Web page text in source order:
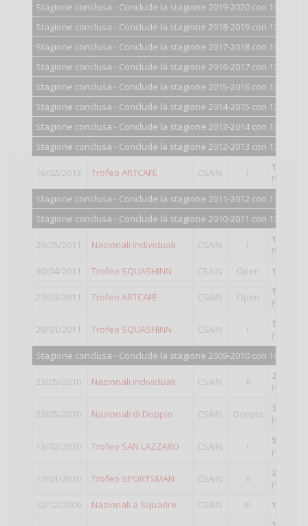
Stagione conclusa - Conclude la stagione 2019-2020 con 1300
Stagione conclusa - Conclude la stagione 2018-2019 con 1300
Stagione conclusa - Conclude la stagione 2017-2018 con 1301
Stagione conclusa - Conclude la stagione 2016-2017 con 1302
Stagione conclusa - Conclude la stagione 2015-2016 con 1306
Stagione conclusa - Conclude la stagione 2014-2015 con 1317
Stagione conclusa - Conclude la stagione 2013-2014 con 1350
Stagione conclusa - Conclude la stagione 2012-2013 con 1709
16/02/2013 Trofeo ARTCAFÈ CSAIN I 11°
Punti
Stagione conclusa - Conclude la stagione 2011-2012 con 1713
Stagione conclusa - Conclude la stagione 2010-2011 con 1726
29/05/2011 Nazionali Individuali CSAIN I 18°
Punti
30/04/2011
Trofeo SQUASHINN CSAIN Open 12°
27/03/2011 Trofeo ARTCAFÈ CSAIN Open 11°
Punti
29/01/2011 Trofeo SQUASHINN CSAIN I 11°
Punti
Stagione conclusa - Conclude la stagione 2009-2010 con 1440
23/05/2010 Nazionali Individuali CSAIN II 2°
Punti
23/05/2010 Nazionali di Doppio CSAIN Doppio 3°
Punti
13/02/2010 Trofeo SAN LAZZARO CSAIN I 5°
Punti
17/01/2010 Trofeo SPORTSMAN CSAIN II 2°
Punti
12/12/2009
Nazionali a Squadre CSAIN III 1°